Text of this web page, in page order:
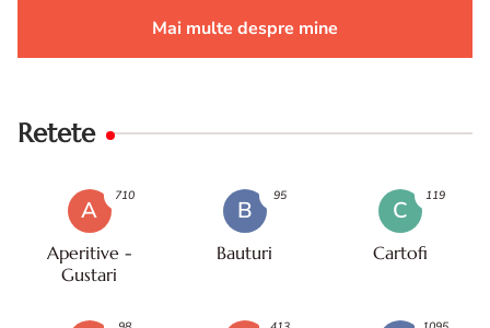
Mai multe despre mine
Retete
A
Aperitive -
Gustari
710
B
Bauturi
95
C
Cartofi
119